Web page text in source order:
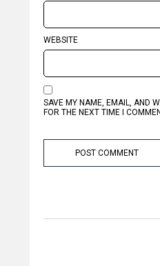
WEBSITE
SAVE MY NAME, EMAIL, AND
FOR THE NEXT TIME I